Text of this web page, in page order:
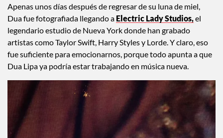
Apenas unos días después de regresar de su luna de miel,
Dua fue fotografiada llegando a Electric Lady Studios,el
legendario estudio de Nueva York donde han grabado
artistas como Taylor Swift, Harry Styles y Lorde. Y claro, eso
fue suficiente para emocionarnos, porque todo apunta a que
Dua Lipa ya podría estar trabajando en música nueva.